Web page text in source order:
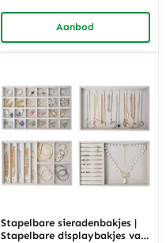
Sieradenpresentatiekaartjes
van 2 x 2 cm voor
detailhandel en groothandel |
Aanbod
Stapelbare sieradenbakjes |
Stapelbare displaybakjes van